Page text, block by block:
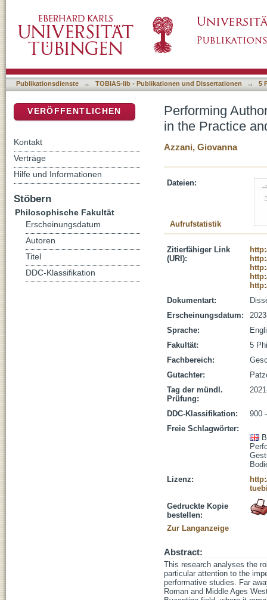
Literary Representation of Power
Publikationsdienste → TOBIAS-lib - Publikationen und Dissertationen → 5
Performing
in the Practice
Azzani, Giovanna
Dateien:
Aufrufstatistik
Zitierfähiger Link
(URI):
Dokumentart:
Erscheinungsdatum:
Sprache:
Fakultät:
5
Fachbereich:
Gutachter:
Tag der mündl.
Prüfung:
DDC-Klassifikation:
900
Freie Schlagwörter:
Lizenz:
Gedruckte Kopie
bestellen:
Zur Langanzeige
Abstract:
This research analyses the
particular attention to the
performative studies. Far
Roman and Middle Ages
VERÖFFENTLICHEN
Kontakt
Verträge
Hilfe und Informationen
Stöbern
Philosophische Fakultät
Erscheinungsdatum
Autoren
Titel
DDC-Klassifikation